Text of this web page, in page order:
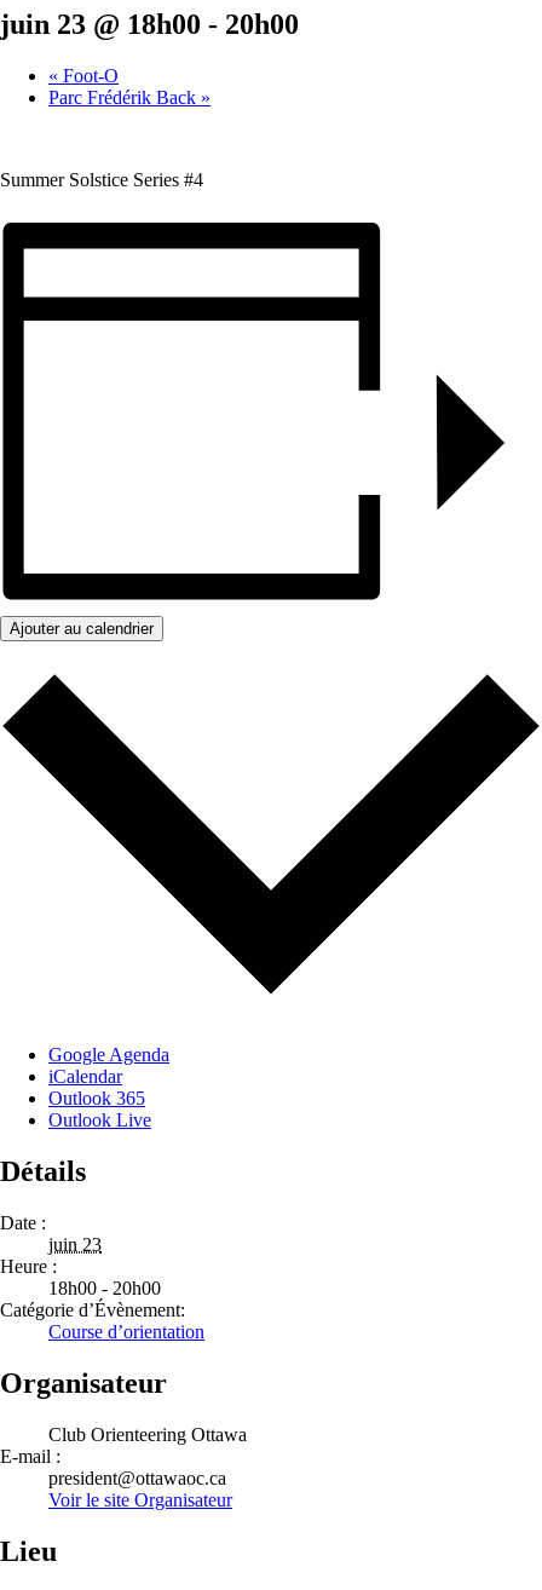
juin 23 @ 18h00 - 20h00
« Foot-O
Parc Frédérik Back »
Summer Solstice Series #4
Ajouter au calendrier
Google Agenda
iCalendar
Outlook 365
Outlook Live
Détails
Date :
juin 23
Heure :
18h00 - 20h00
Catégorie d’Évènement:
Course d’orientation
Organisateur
Club Orienteering Ottawa
E-mail :
president@ottawaoc.ca
Voir le site Organisateur
Lieu